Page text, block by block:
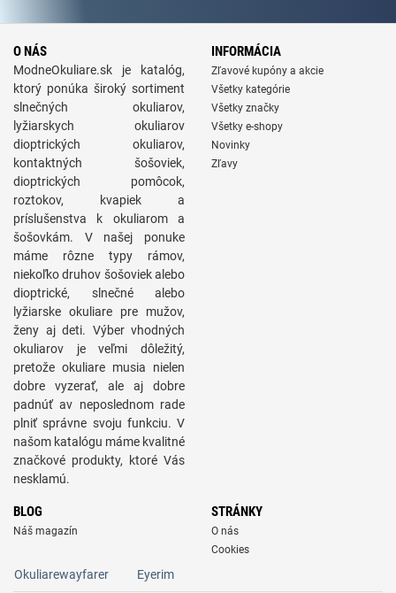
O NÁS
ModneOkuliare.sk je katalóg,
ktorý ponúka široký sortiment
slnečných okuliarov,
lyžiarskych okuliarov
dioptrických okuliarov,
kontaktných šošoviek,
dioptrických pomôcok,
roztokov, kvapiek a
príslušenstva k okuliarom a
šošovkám. V našej ponuke
máme rôzne typy rámov,
niekoľko druhov šošoviek alebo
dioptrické, slnečné alebo
lyžiarske okuliare pre mužov,
ženy aj deti. Výber vhodných
okuliarov je veľmi dôležitý,
pretože okuliare musia nielen
dobre vyzerať, ale aj dobre
padnúť av neposlednom rade
plniť správne svoju funkciu. V
našom katalógu máme kvalitné
značkové produkty, ktoré Vás
nesklamú.
INFORMÁCIA
Zľavové kupóny a akcie
Všetky kategórie
Všetky značky
Všetky e-shopy
Novinky
Zľavy
BLOG
Náš magazín
STRÁNKY
O nás
Cookies
Okuliarewayfarer Eyerim